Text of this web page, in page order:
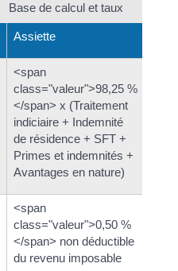
Base de calcul et taux
Assiette
<span
class="valeur">98,25 %
</span> x (Traitement
indiciaire + Indemnité
de résidence + SFT +
Primes et indemnités +
Avantages en nature)
<span
class="valeur">0,50 %
</span> non déductible
du revenu imposable